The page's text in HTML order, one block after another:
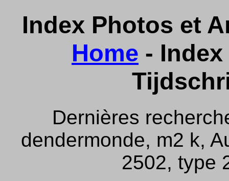
Index Photos et
Home -
Dernières
dendermonde, m2 k,
2502, type